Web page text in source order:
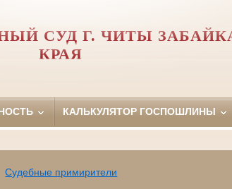
СУД Г. ЧИТЫ
КРАЯ
КАЛЬКУЛЯТОР ГОСПОШЛИНЫ
Судебные примирители